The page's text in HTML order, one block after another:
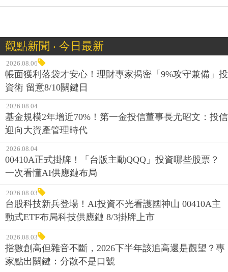
觀點新聞 ‧ 今日最新
2026.08.06
帳面獲利落袋才安心！理財專家揭密「9%攻守兼備」投
資術 留意8/10關鍵日
2026.08.04
基金規模2年增近70%！第一金投信董事長尤昭文：投信
迎向大資產管理時代
2026.08.04
00410A正式掛牌！「台版主動QQQ」投資哪些股票？
一次看懂AI供應鏈布局
2026.08.03
台股科技新兵登場！AI投資不光看護國神山 00410A主
動式ETF布局科技供應鏈 8/3掛牌上市
2026.08.03
指數創高但雜音不斷，2026下半年該追高還是觀望？專
家點出關鍵：分散不是口號